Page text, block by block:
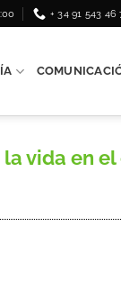
+ 34 91 543 46
vida en